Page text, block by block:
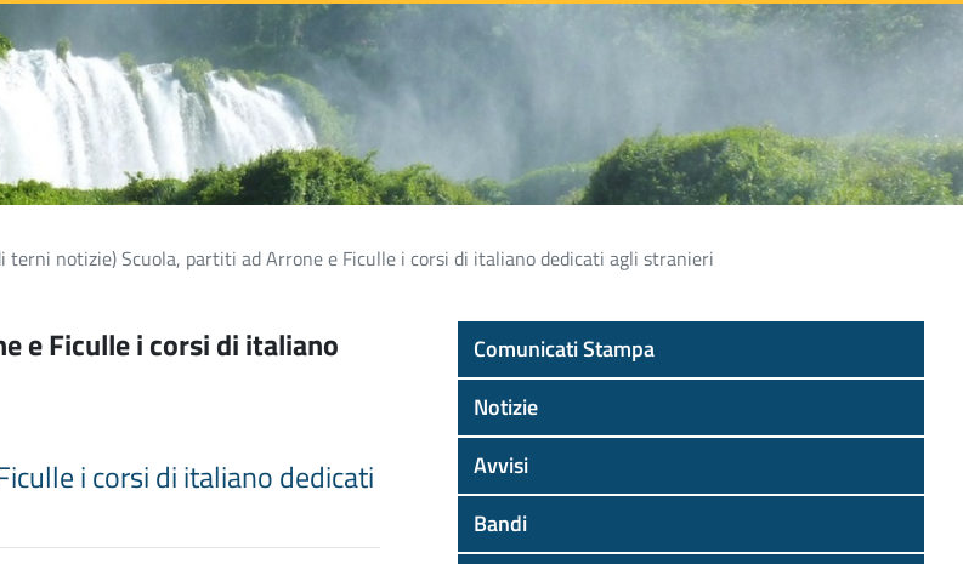
terni notizie) Scuola, partiti ad Arrone e Ficulle i corsi di italiano dedicati agli stranieri
e Ficulle i corsi di italiano
i corsi di italiano dedicati
Comunicati Stampa
Notizie
Avvisi
Bandi